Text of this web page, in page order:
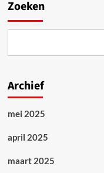
Zoeken
Archief
mei 2025
april 2025
maart 2025